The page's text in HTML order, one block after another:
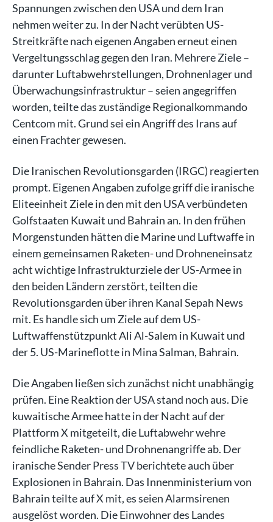
Spannungen zwischen den USA und dem Iran
nehmen weiter zu. In der Nacht verübten US-
Streitkräfte nach eigenen Angaben erneut einen
Vergeltungsschlag gegen den Iran. Mehrere Ziele –
darunter Luftabwehrstellungen, Drohnenlager und
Überwachungsinfrastruktur – seien angegriffen
worden, teilte das zuständige Regionalkommando
Centcom mit. Grund sei ein Angriff des Irans auf
einen Frachter gewesen.
Die Iranischen Revolutionsgarden (IRGC) reagierten
prompt. Eigenen Angaben zufolge griff die iranische
Eliteeinheit Ziele in den mit den USA verbündeten
Golfstaaten Kuwait und Bahrain an. In den frühen
Morgenstunden hätten die Marine und Luftwaffe in
einem gemeinsamen Raketen- und Drohneneinsatz
acht wichtige Infrastrukturziele der US-Armee in
den beiden Ländern zerstört, teilten die
Revolutionsgarden über ihren Kanal Sepah News
mit. Es handle sich um Ziele auf dem US-
Luftwaffenstützpunkt Ali Al-Salem in Kuwait und
der 5. US-Marineflotte in Mina Salman, Bahrain.
Die Angaben ließen sich zunächst nicht unabhängig
prüfen. Eine Reaktion der USA stand noch aus. Die
kuwaitische Armee hatte in der Nacht auf der
Plattform X mitgeteilt, die Luftabwehr wehre
feindliche Raketen- und Drohnenangriffe ab. Der
iranische Sender Press TV berichtete auch über
Explosionen in Bahrain. Das Innenministerium von
Bahrain teilte auf X mit, es seien Alarmsirenen
ausgelöst worden. Die Einwohner des Landes